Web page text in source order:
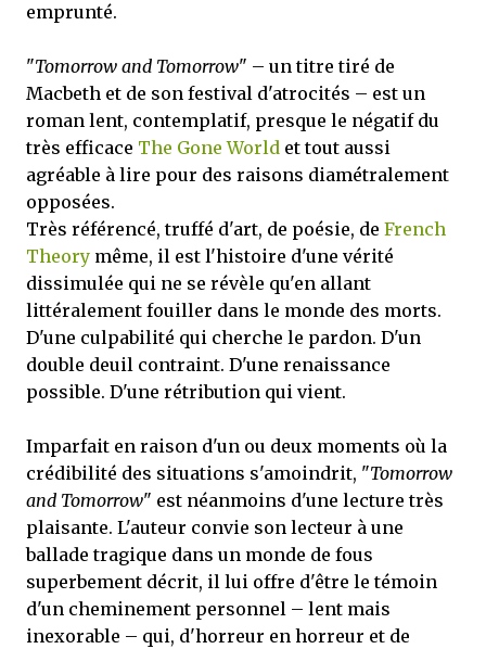
emprunté.
"Tomorrow and Tomorrow" – un titre tiré de
Macbeth et de son festival d'atrocités – est un
roman lent, contemplatif, presque le négatif du
très efficace The Gone World et tout aussi
agréable à lire pour des raisons diamétralement
opposées.
Très référencé, truffé d'art, de poésie, de French
Theory même, il est l'histoire d'une vérité
dissimulée qui ne se révèle qu'en allant
littéralement fouiller dans le monde des morts.
D'une culpabilité qui cherche le pardon. D'un
double deuil contraint. D'une renaissance
possible. D'une rétribution qui vient.
Imparfait en raison d'un ou deux moments où la
crédibilité des situations s'amoindrit, "Tomorrow
and Tomorrow" est néanmoins d'une lecture très
plaisante. L'auteur convie son lecteur à une
ballade tragique dans un monde de fous
superbement décrit, il lui offre d'être le témoin
d'un cheminement personnel – lent mais
inexorable – qui, d'horreur en horreur et de